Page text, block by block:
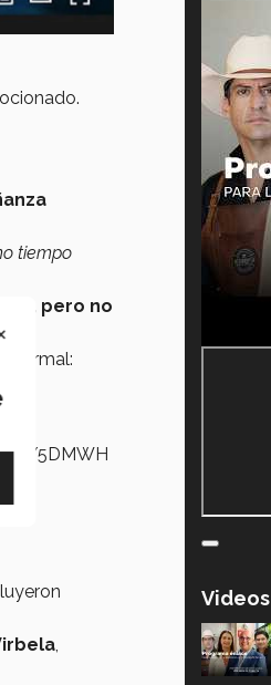
tiempo
pero no
5DMWH
,
Videos